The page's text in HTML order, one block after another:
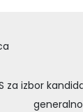
za izbor